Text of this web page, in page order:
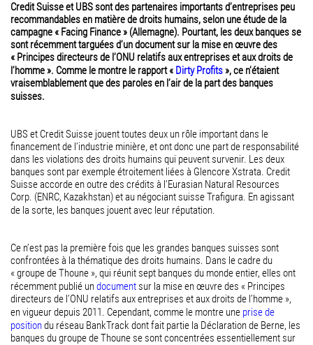
Credit Suisse et UBS sont des partenaires importants d’entreprises peu
recommandables en matière de droits humains, selon une étude de la
campagne « Facing Finance » (Allemagne). Pourtant, les deux banques se
sont récemment targuées d’un document sur la mise en œuvre des
« Principes directeurs de l’ONU relatifs aux entreprises et aux droits de
l’homme ». Comme le montre le rapport « Dirty Profits», ce n’étaient
vraisemblablement que des paroles en l’air de la part des banques
suisses.
UBS et Credit Suisse jouent toutes deux un rôle important dans le
financement de l’industrie minière, et ont donc une part de responsabilité
dans les violations des droits humains qui peuvent survenir. Les deux
banques sont par exemple étroitement liées à Glencore Xstrata. Credit
Suisse accorde en outre des crédits à l’Eurasian Natural Resources
Corp. (ENRC, Kazakhstan) et au négociant suisse Trafigura. En agissant
de la sorte, les banques jouent avec leur réputation.
Ce n’est pas la première fois que les grandes banques suisses sont
confrontées à la thématique des droits humains. Dans le cadre du
« groupe de Thoune », qui réunit sept banques du monde entier, elles ont
récemment publié undocument sur la mise en œuvre des « Principes
directeurs de l’ONU relatifs aux entreprises et aux droits de l’homme »,
en vigueur depuis 2011. Cependant, comme le montre une prise de
positiondu réseau BankTrack dont fait partie la Déclaration de Berne, les
banques du groupe de Thoune se sont concentrées essentiellement sur